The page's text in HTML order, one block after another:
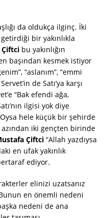
da oldukça ilginç. İki
bir yakınlıkla
bu yakınlığın
başından kesmek istiyor
“aslanım”, “emmi
de Satı’ya karşı
“Bak efendi ağa,
ilgisi yok diye
hele küçük bir şehirde
iki gençten birinde
Çiftci “Allah yazdıysa
en ufak yakınlık
ediyor.
elinizi uzatsanız
en önemli nedeni
nedeni de ana